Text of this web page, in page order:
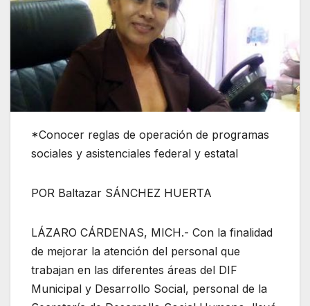
*Conocer reglas de operación de programas
sociales y asistenciales federal y estatal
POR Baltazar SÁNCHEZ HUERTA
LÁZARO CÁRDENAS, MICH.- Con la finalidad
de mejorar la atención del personal que
trabajan en las diferentes áreas del DIF
Municipal y Desarrollo Social, personal de la